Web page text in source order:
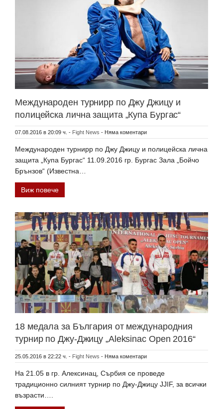
Международен турнирр по Джу Джицу и
полицейска лична защита „Купа Бургас“
07.08.2016 в 20:09 ч. - Fight News - Няма коментари
Международен турнирр по Джу Джицу и полицейска лична
защита „Купа Бургас“ 11.09.2016 гр. Бургас Зала „Бойчо
Брънзов“ (Известна…
Виж повече
18 медала за България от международния
турнир по Джу-Джицу „Aleksinac Open 2016“
25.05.2016 в 22:22 ч. - Fight News - Няма коментари
На 21.05 в гр. Алексинац, Сърбия се проведе
традиционно силният турнир по Джу-Джицу JJIF, за всички
възрасти….